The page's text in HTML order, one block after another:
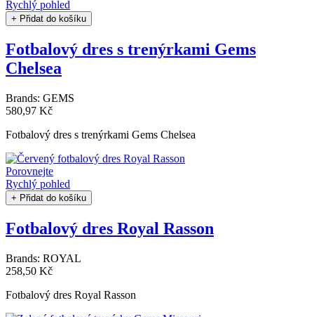
Rychlý pohled
+ Přidat do košíku
Fotbalový dres s trenýrkami Gems
Chelsea
Brands: GEMS
580,97 Kč
Fotbalový dres s trenýrkami Gems Chelsea
Porovnejte
Rychlý pohled
+ Přidat do košíku
Fotbalový dres Royal Rasson
Brands: ROYAL
258,50 Kč
Fotbalový dres Royal Rasson